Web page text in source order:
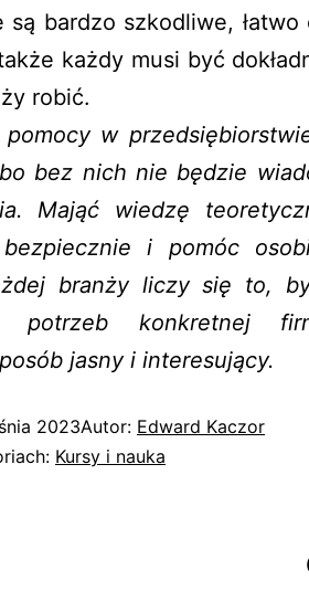
są bardzo szkodliwe,
każdy musi być
robić.
w
bez nich nie będzie
Mająć wiedzę
i pomóc
branży liczy się to,
potrzeb konkretnej
jasny i interesujący.
2023Autor: Edward Kaczor
Kursy i nauka